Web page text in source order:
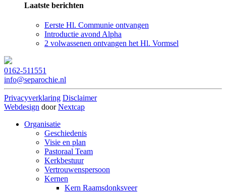
Laatste berichten
Eerste Hl. Communie ontvangen
Introductie avond Alpha
2 volwassenen ontvangen het Hl. Vormsel
0162-511551
info@separochie.nl
Privacyverklaring Disclaimer
Webdesign doorNextcap
Organisatie
Geschiedenis
Visie en plan
Pastoraal Team
Kerkbestuur
Vertrouwenspersoon
Kernen
Kern Raamsdonksveer